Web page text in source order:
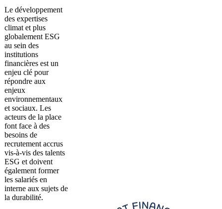
Le développement
des expertises
climat et plus
globalement ESG
au sein des
institutions
financières est un
enjeu clé pour
répondre aux
enjeux
environnementaux
et sociaux. Les
acteurs de la place
font face à des
besoins de
recrutement accrus
vis-à-vis des talents
ESG et doivent
également former
les salariés en
interne aux sujets de
la durabilité.